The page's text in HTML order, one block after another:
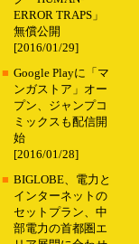
ERROR TRAPS」
無償公開
[2016/01/29]
■ Google Playに「マ
ンガストア」オー
プン、ジャンプコ
ミックスも配信開
始
[2016/01/28]
■ BIGLOBE、電力と
インターネットの
セットプラン、中
部電力の首都圏エ